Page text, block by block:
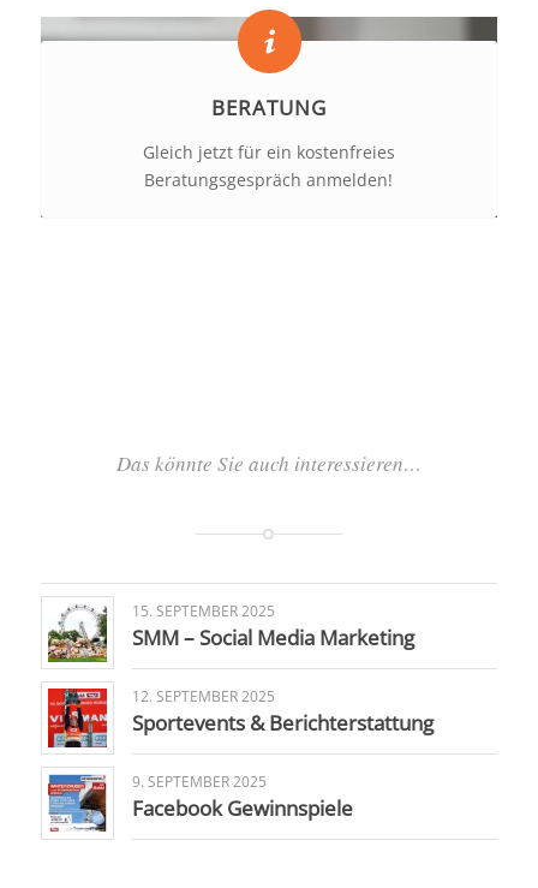
BERATUNG
Gleich jetzt für ein kostenfreies
Beratungsgespräch anmelden!
Das könnte Sie auch interessieren…
15. SEPTEMBER 2025
SMM – Social Media Marketing
12. SEPTEMBER 2025
Sportevents & Berichterstattung
9. SEPTEMBER 2025
Facebook Gewinnspiele